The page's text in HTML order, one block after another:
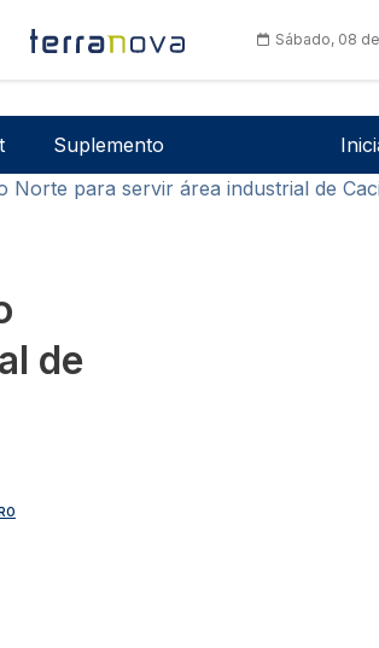
Sábado, 08
Suplemento
Norte para servir área industrial de
de